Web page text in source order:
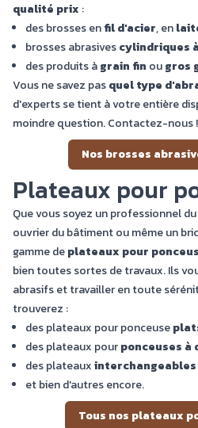
qualité prix :
des brosses enfil d'acier, en
brosses abrasivescylindriques
des produits àgrain fin ougros
Vous ne savez pasquel type
d'experts se tient à votre entière
moindre question. Contactez-nous !
Nos brosses
Plateaux pour
Que vous soyez un professionnel
ouvrier du bâtiment ou même un
gamme deplateaux pour
bien toutes sortes de travaux. Ils
abrasifs et travailler en toute
trouverez :
des plateaux pour ponceuse
des plateaux pourponceuses à
des plateaux
et bien d'autres encore.
Tous nos plateaux